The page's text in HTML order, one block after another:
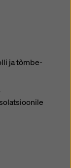
ja tõmbe-